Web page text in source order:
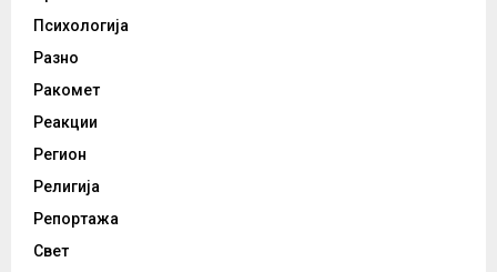
Психологија
Разно
Ракомет
Реакции
Регион
Религија
Репортажа
Свет